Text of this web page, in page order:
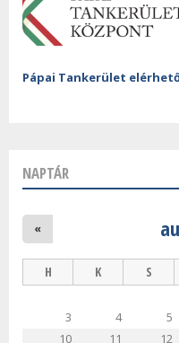
Pápai Tankerület
NAPTÁR
«
H K S
3
4 5
10
11 12